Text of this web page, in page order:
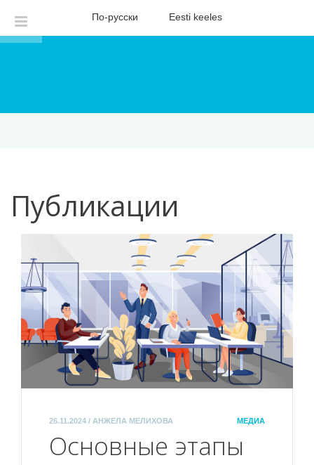
По-русски Eesti keeles
Публикации
26.11.2024 / АНЖЕЛА МЕЛИХОВА МЕДИА
Основные этапы